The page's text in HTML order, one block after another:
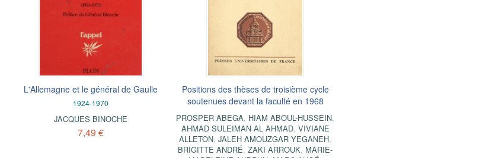
L'Allemagne et le général de Gaulle
1924-1970
JACQUES BINOCHE
7,49 €
Positions des thèses de troisième cycle
soutenues devant la faculté en 1968
PROSPER ABEGA, HIAM ABOUL-HUSSEIN,
AHMAD SULEIMAN AL AHMAD, VIVIANE
ALLETON,JALEH AMOUZGAR YEGANEH,
BRIGITTE ANDRÉ,ZAKI ARROUK, MARIE-